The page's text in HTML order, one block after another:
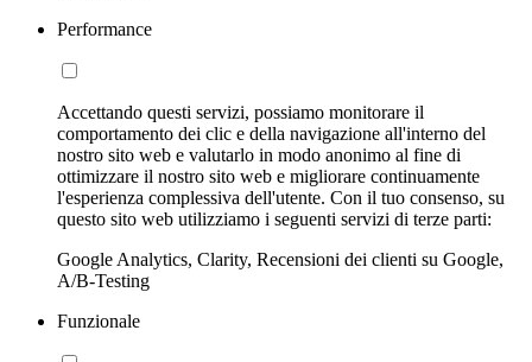
Performance
Accettando questi servizi, possiamo monitorare il
comportamento dei clic e della navigazione all'interno del
nostro sito web e valutarlo in modo anonimo al fine di
ottimizzare il nostro sito web e migliorare continuamente
l'esperienza complessiva dell'utente. Con il tuo consenso, su
questo sito web utilizziamo i seguenti servizi di terze parti:
Google Analytics, Clarity, Recensioni dei clienti su Google,
A/B-Testing
Funzionale